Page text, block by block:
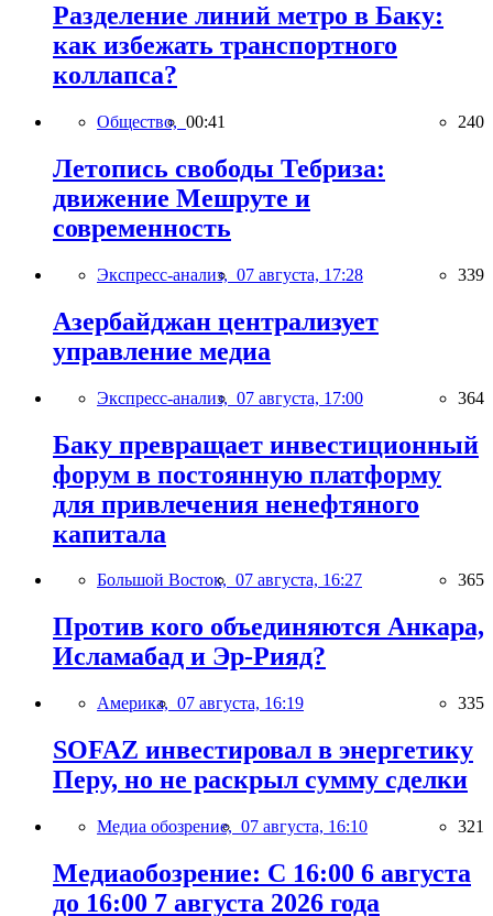
Разделение линий метро в Баку:
как избежать транспортного
коллапса?
Общество, 00:41 240
Летопись свободы Тебриза:
движение Мешруте и
современность
Экспресс-анализ, 07 августа, 17:28 339
Азербайджан централизует
управление медиа
Экспресс-анализ, 07 августа, 17:00 364
Баку превращает инвестиционный
форум в постоянную платформу
для привлечения ненефтяного
капитала
Большой Восток, 07 августа, 16:27 365
Против кого объединяются Анкара,
Исламабад и Эр-Рияд?
Америка, 07 августа, 16:19 335
SOFAZ инвестировал в энергетику
Перу, но не раскрыл сумму сделки
Медиа обозрение, 07 августа, 16:10 321
Медиаобозрение: С 16:00 6 августа
до 16:00 7 августа 2026 года